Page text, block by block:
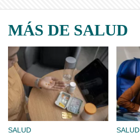
MÁS DE SALUD
SALUD SALUD